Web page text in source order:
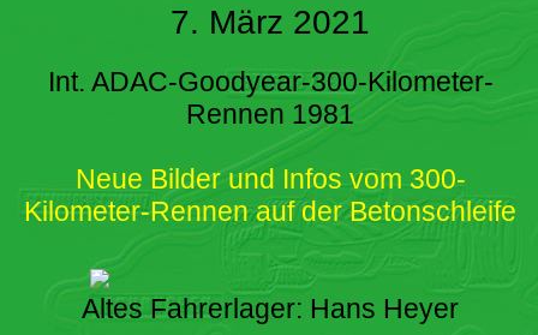
7. März 2021
Int. ADAC-Goodyear-300-Kilometer-
Rennen 1981
Neue Bilder und Infos vom 300-
Kilometer-Rennen auf der Betonschleife
Altes Fahrerlager: Hans Heyer